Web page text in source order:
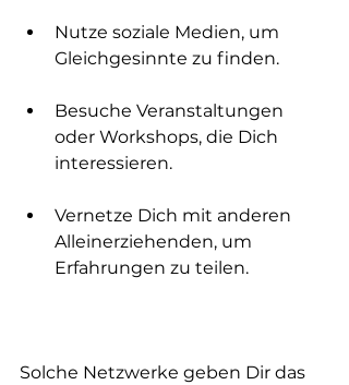
Nutze soziale Medien, um
Gleichgesinnte zu finden.
Besuche Veranstaltungen
oder Workshops, die Dich
interessieren.
Vernetze Dich mit anderen
Alleinerziehenden, um
Erfahrungen zu teilen.
Solche Netzwerke geben Dir das